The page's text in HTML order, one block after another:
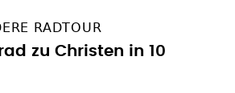
RADTOUR
zu Christen in 10